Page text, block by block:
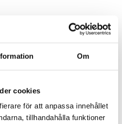
Om
cookies
för att anpassa innehållet
tillhandahålla funktioner
- Annons -
– för att nå nya målgrupper